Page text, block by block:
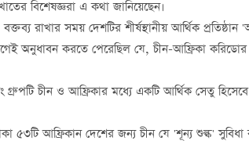
বিশেষজ্ঞরা এ কথা জানিয়েছেন।
রাখার সময় দেশটির শীর্ষস্থানীয় আর্থিক প্রতিষ্ঠান
অনুধাবন করতে পেরেছিল যে, চীন-আফ্রিকা
চীন ও আফ্রিকার মধ্যে একটি আর্থিক সেতু
৫৩টি আফ্রিকান দেশের জন্য চীন যে 'শূন্য শুল্ক'